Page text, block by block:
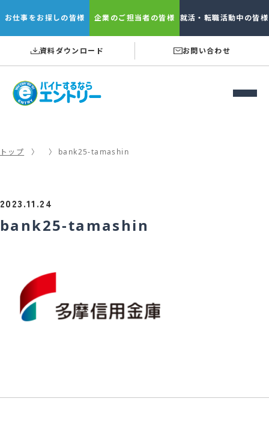
お仕事をお探しの皆様 企業のご担当者の皆様 就活・転職活動中の皆様
資料ダウンロード お問い合わせ
トップ bank25-tamashin
2023.11.24
bank25-tamashin